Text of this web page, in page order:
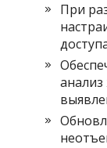
При